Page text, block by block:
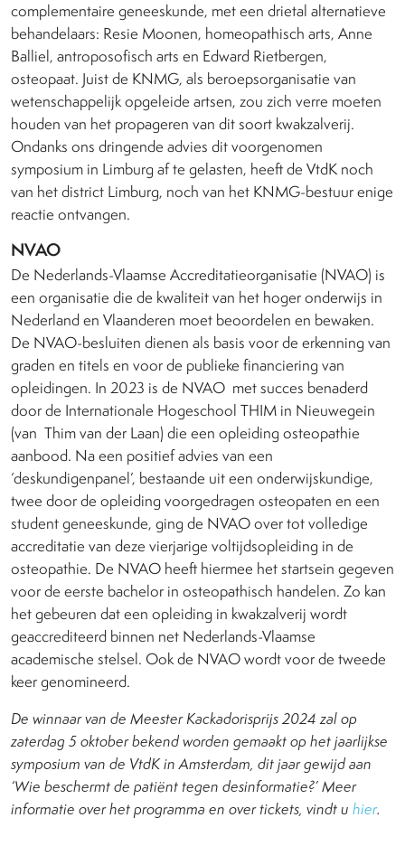
complementaire geneeskunde, met een drietal alternatieve
behandelaars: Resie Moonen, homeopathisch arts, Anne
Balliel, antroposofisch arts en Edward Rietbergen,
osteopaat. Juist de KNMG, als beroepsorganisatie van
wetenschappelijk opgeleide artsen, zou zich verre moeten
houden van het propageren van dit soort kwakzalverij.
Ondanks ons dringende advies dit voorgenomen
symposium in Limburg af te gelasten, heeft de VtdK noch
van het district Limburg, noch van het KNMG-bestuur enige
reactie ontvangen.
NVAO
De Nederlands-Vlaamse Accreditatieorganisatie (NVAO) is
een organisatie die de kwaliteit van het hoger onderwijs in
Nederland en Vlaanderen moet beoordelen en bewaken.
De NVAO-besluiten dienen als basis voor de erkenning van
graden en titels en voor de publieke financiering van
opleidingen. In 2023 is de NVAO met succes benaderd
door de Internationale Hogeschool THIM in Nieuwegein
(van Thim van der Laan) die een opleiding osteopathie
aanbood. Na een positief advies van een
‘deskundigenpanel’, bestaande uit een onderwijskundige,
twee door de opleiding voorgedragen osteopaten en een
student geneeskunde, ging de NVAO over tot volledige
accreditatie van deze vierjarige voltijdsopleiding in de
osteopathie. De NVAO heeft hiermee het startsein gegeven
voor de eerste bachelor in osteopathisch handelen. Zo kan
het gebeuren dat een opleiding in kwakzalverij wordt
geaccrediteerd binnen net Nederlands-Vlaamse
academische stelsel. Ook de NVAO wordt voor de tweede
keer genomineerd.
De winnaar van de Meester Kackadorisprijs 2024 zal op
zaterdag 5 oktober bekend worden gemaakt op het jaarlijkse
symposium van de VtdK in Amsterdam, dit jaar gewijd aan
‘Wie beschermt de patiënt tegen desinformatie?’ Meer
informatie over het programma en over tickets, vindt u hier.